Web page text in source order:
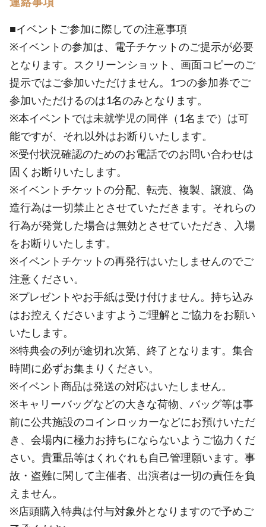
■イベントご参加に際しての注意事項
※イベントの参加は、電子チケットのご提示が必要
となります。スクリーンショット、画面コピーのご
提示ではご参加いただけません。1つの参加券でご
参加いただけるのは1名のみとなります。
※本イベントでは未就学児の同伴（1名まで）は可
能ですが、それ以外はお断りいたします。
※受付状況確認のためのお電話でのお問い合わせは
固くお断りいたします。
※イベントチケットの分配、転売、複製、譲渡、偽
造行為は一切禁止とさせていただきます。それらの
行為が発覚した場合は無効とさせていただき、入場
をお断りいたします。
※イベントチケットの再発行はいたしませんのでご
注意ください。
※プレゼントやお手紙は受け付けません。持ち込み
はお控えくださいますようご理解とご協力をお願い
いたします。
※特典会の列が途切れ次第、終了となります。集合
時間に必ずお集まりください。
※イベント商品は発送の対応はいたしません。
※キャリーバッグなどの大きな荷物、バッグ等は事
前に公共施設のコインロッカーなどにお預けいただ
き、会場内に極力お持ちにならないようご協力くだ
さい。貴重品等はくれぐれも自己管理願います。事
故・盗難に関して主催者、出演者は一切の責任を負
えません。
※店頭購入特典は付与対象外となりますので予めご